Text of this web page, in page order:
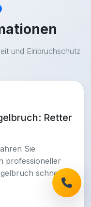
und Einbruchschutz
Retter
Sie
professioneller
schnell